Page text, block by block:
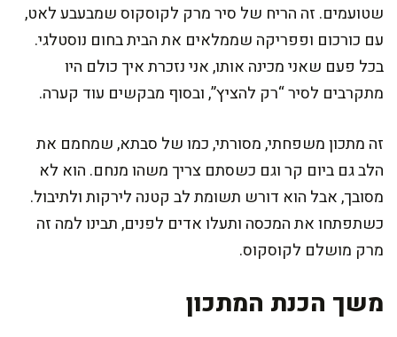
שטועמים. זה הריח של סיר מרק לקוסקוס שמבעבע לאט,
עם כורכום ופפריקה שממלאים את הבית בחום נוסטלגי.
בכל פעם שאני מכינה אותו, אני נזכרת איך כולם היו
מתקרבים לסיר “רק להציץ”, ובסוף מבקשים עוד קערה.
זה מתכון משפחתי, מסורתי, כמו של סבתא, שמחמם את
הלב גם ביום קר וגם כשסתם צריך משהו מנחם. הוא לא
מסובך, אבל הוא דורש תשומת לב קטנה לירקות ולתיבול.
כשתפתחו את המכסה ותעלו אדים לפנים, תבינו למה זה
מרק מושלם לקוסקוס.
משך הכנת המתכון